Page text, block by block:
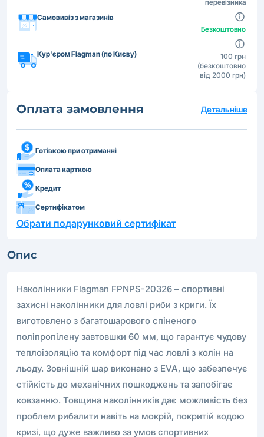
перевізника
Самовивіз з магазинів
Безкоштовно
Кур'єром Flagman (по Києву)
100 грн
(безкоштовно
від 2000 грн)
Оплата замовлення Детальніше
Готівкою при отриманні
Оплата карткою
Кредит
Сертифікатом
Обрати подарунковий сертифікат
Опис
Наколінники Flagman FPNPS-20326 – спортивні
захисні наколінники для ловлі риби з криги. Їх
виготовлено з багатошарового спіненого
поліпропілену завтовшки 60 мм, що гарантує чудову
теплоізоляцію та комфорт під час ловлі з колін на
льоду. Зовнішній шар виконано з EVA, що забезпечує
стійкість до механічних пошкоджень та запобігає
ковзанню. Товщина наколінників дає можливість без
проблем рибалити навіть на мокрій, покритій водою
кризі, що дуже важливо за умов спортивних